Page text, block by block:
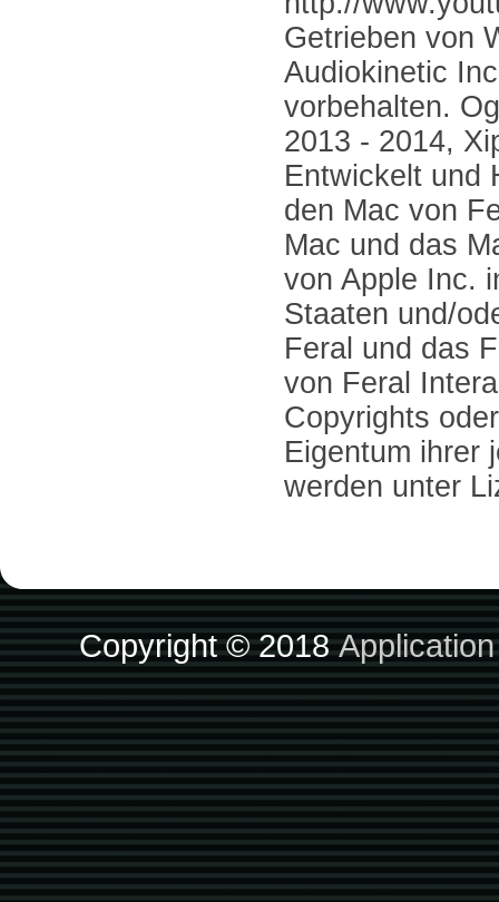
Getrieben von
Audiokinetic
vorbehalten.
2013 - 2014,
Entwickelt und
den Mac von
Mac und das
von Apple Inc.
Staaten und/
Feral und das
von Feral
Copyrights
Eigentum ihrer
werden unter
Copyright © 2018